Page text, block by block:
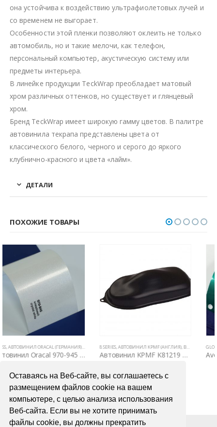
Оставаясь на Веб-сайте, вы соглашаетесь с
размещением файлов cookie на вашем
компьютере, с целью анализа использования
Веб-сайта. Если вы не хотите принимать
файлы cookie, вы должны прекратить
она устойчива к воздействию ультрафиолетовых лучей и
со временем не выгорает.
Особенности этой пленки позволяют оклеить не только
автомобиль, но и такие мелочи, как телефон,
персональный компьютер, акустическую систему или
предметы интерьера.
В линейке продукции TeckWrap преобладает матовый
хром различных оттенков, но существует и глянцевый
хром.
Бренд TeckWrap имеет широкую гамму цветов. В палитре
автовинила текрапа представлены цвета от
классического белого, черного и серого до яркого
клубнично-красного и цвета «лайм».
ДЕТАЛИ
ПОХОЖИЕ ТОВАРЫ
ТОВАРЫ,ЦВЕТНЫЕ ВИНИЛОВЫЕ ПЛЕНКИ
8 SERIES,АВТОВИНИЛ KPMF (АНГЛИЯ) ,ЦВЕТНЫЕ ВИНИЛОВЫЕ ПЛЕНКИ
В КОРЗИНУ
GLOSS & MATTE & SATIN,ВСЕ ТОВАРЫ
В КОРЗИНУ